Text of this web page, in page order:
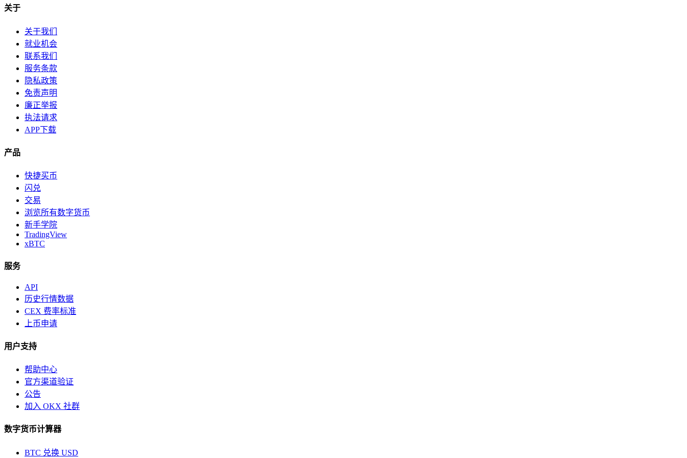
关于
关于我们
就业机会
联系我们
服务条款
隐私政策
免责声明
廉正举报
执法请求
APP下载
产品
快捷买币
闪兑
交易
浏览所有数字货币
新手学院
TradingView
xBTC
服务
API
历史行情数据
CEX 费率标准
上币申请
用户支持
帮助中心
官方渠道验证
公告
加入 OKX 社群
数字货币计算器
BTC 兑换 USD